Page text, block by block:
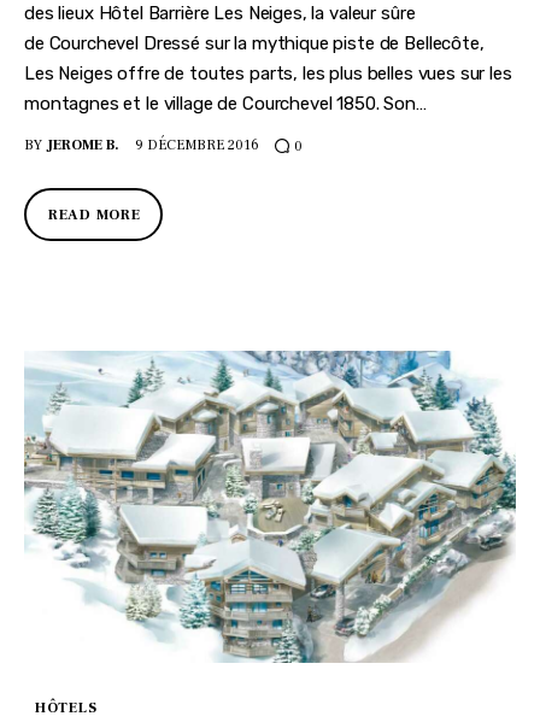
des lieux Hôtel Barrière Les Neiges, la valeur sûre
de Courchevel Dressé sur la mythique piste de Bellecôte,
Les Neiges offre de toutes parts, les plus belles vues sur les
montagnes et le village de Courchevel 1850. Son…
BY JEROME B. 9 DÉCEMBRE 2016 0
READ MORE
HÔTELS